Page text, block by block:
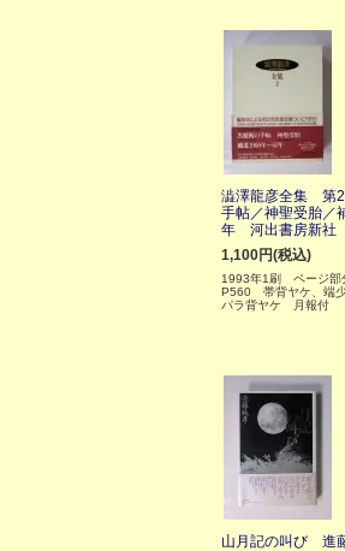
澁澤龍彦全集 第
手帖／神聖受胎／
年 河出書房新社
1,100円(税込)
1993年1刷 ページ
P560 帯背ヤケ、端
パラ背ヤケ 月報付
山月記の叫び 進